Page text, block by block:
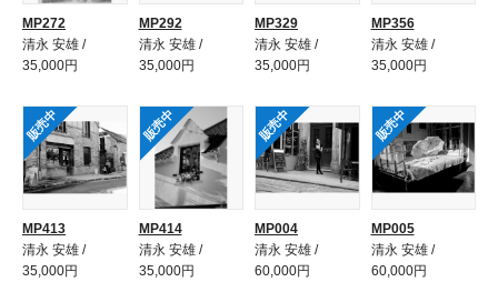
MP272
清永 安雄 /
35,000円
MP292
清永 安雄 /
35,000円
MP329
清永 安雄 /
35,000円
MP356
清永 安雄 /
35,000円
販売中
MP413
清永 安雄 /
35,000円
販売中
MP414
清永 安雄 /
35,000円
販売中
MP004
清永 安雄 /
60,000円
販売中
MP005
清永 安雄 /
60,000円